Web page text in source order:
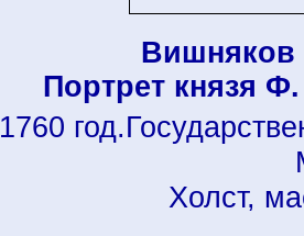
Вишняков
Портрет князя
1760
Холст,